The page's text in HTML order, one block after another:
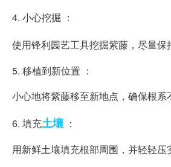
4. 小心挖掘 ：
使用锋利园艺工具挖掘紫藤，尽量保
5. 移植到新位置 ：
小心地将紫藤移至新地点，确保根系
6. 填充土壤 ：
用新鲜土壤填充根部周围，并轻轻压